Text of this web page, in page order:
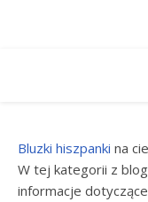
Bluzki hiszpanki na
W tej kategorii z
informacje